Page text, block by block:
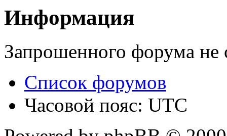
Информация
Запрошенного форума не
Список форумов
Часовой пояс: UTC